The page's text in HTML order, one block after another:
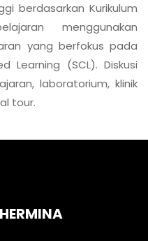
berdasarkan Kurikulum
menggunakan
yang berfokus pada
Learning (SCL). Diskusi
laboratorium, klinik
tour.